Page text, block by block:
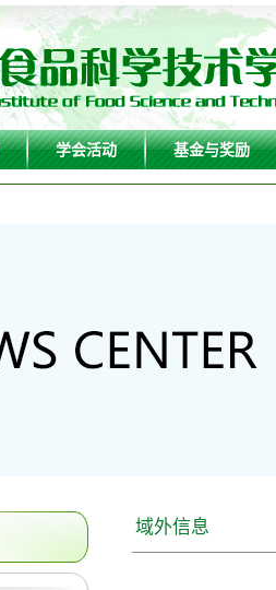
学会活动 基金与奖励
域外信息